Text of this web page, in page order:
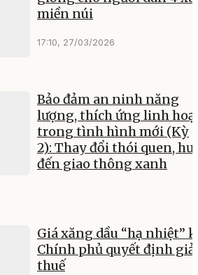
miền núi
17:10, 27/03/2026
Bảo đảm an ninh năng
lượng, thích ứng linh
trong tình hình mới (Kỳ
2): Thay đổi thói quen,
đến giao thông xanh
Giá xăng dầu “hạ nhiệt”
Chính phủ quyết định
thuế